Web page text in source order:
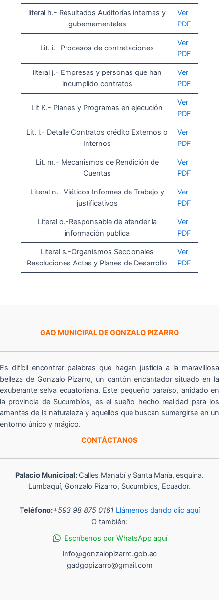
literal h.- Resultados Auditorías internas y
gubernamentales
Ver
PDF
Lit. i.- Procesos de contrataciones
Ver
PDF
literal j.- Empresas y personas que han
incumplido contratos
Ver
PDF
Lit K.- Planes y Programas en ejecución
Ver
PDF
Lit. l.- Detalle Contratos crédito Externos o
Internos
Ver
PDF
Lit. m.- Mecanismos de Rendición de
Cuentas
Ver
PDF
Literal n.- Viáticos Informes de Trabajo y
justificativos
Ver
PDF
Literal o.-Responsable de atender la
información publica
Ver
PDF
Literal s.-Organismos Seccionales
Resoluciones Actas y Planes de Desarrollo
Ver
PDF
GAD MUNICIPAL DE GONZALO PIZARRO
Es difícil encontrar palabras que hagan justicia a la maravillosa
belleza de Gonzalo Pizarro, un cantón encantador situado en la
exuberante selva ecuatoriana. Este pequeño paraíso, anidado en
la provincia de Sucumbíos, es el sueño hecho realidad para los
amantes de la naturaleza y aquellos que buscan sumergirse en un
entorno único y mágico.
CONTÁCTANOS
Palacio Municipal: Calles Manabí y Santa María, esquina.
Lumbaquí, Gonzalo Pizarro, Sucumbios, Ecuador.
Teléfono:+593 98 875 0161 Llámenos dando clic aquí
O también:
Escríbenos por WhatsApp aquí
info@gonzalopizarro.gob.ec
gadgopizarro@gmail.com